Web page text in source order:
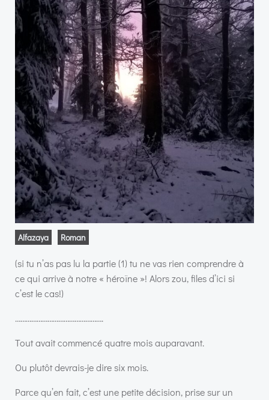
Alfazaya Roman
(si tu n’as pas lu la partie (1) tu ne vas rien comprendre à
ce qui arrive à notre « héroïne »! Alors zou, files d’ici si
c’est le cas!)
………………………………………….
Tout avait commencé quatre mois auparavant.
Ou plutôt devrais-je dire six mois.
Parce qu’en fait, c’est une petite décision, prise sur un